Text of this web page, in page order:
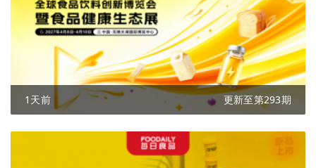
1天前 更新至第293期